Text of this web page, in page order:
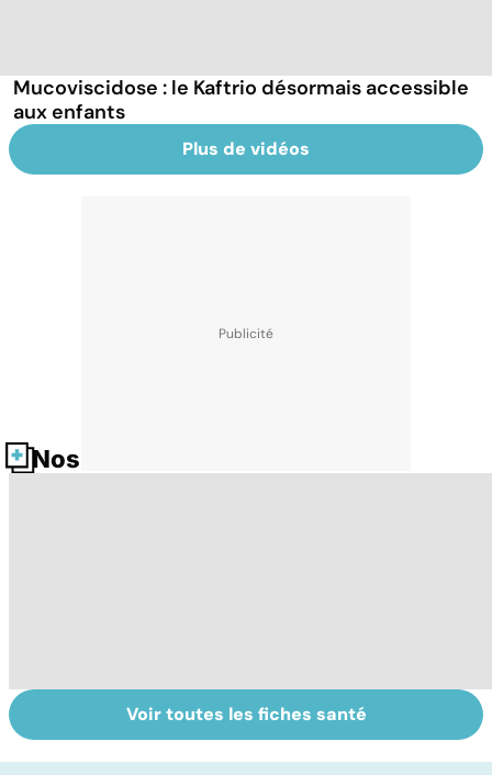
Mucoviscidose : le Kaftrio désormais accessible
aux enfants
Plus de vidéos
Nos fiches santé
drépanocytose,
Myopathie de
Duchenne : la
Voir toutes les fiches santé